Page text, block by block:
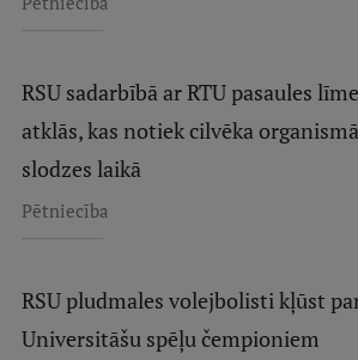
RSU sadarbībā ar RTU pasaules
atklās, kas notiek cilvēka
slodzes laikā
Pētniecība
RSU pludmales volejbolisti kļūst
Universitāšu spēļu čempioniem